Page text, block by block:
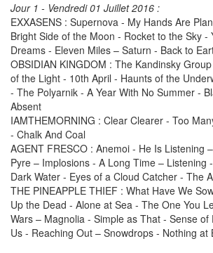
Jour 1 - Vendredi 01 Juillet 2016 :
EXXASENS : Supernova - My Hands Are
Bright Side of the Moon - Rocket to the Sky -
Dreams - Eleven Miles – Saturn - Back to
OBSIDIAN KINGDOM : The Kandinsky
of the Light - 10th April - Haunts of the
- The Polyarnik - A Year With No Summer -
Absent
IAMTHEMORNING : Clear Clearer - Too
- Chalk And Coal
AGENT FRESCO : Anemoi - He Is Listening
Pyre – Implosions - A Long Time – Listening
Dark Water - Eyes of a Cloud Catcher - The
THE PINEAPPLE THIEF : What Have We
Up the Dead - Alone at Sea - The One You
Wars – Magnolia - Simple as That - Sense
Us - Reaching Out – Snowdrops - Nothing at